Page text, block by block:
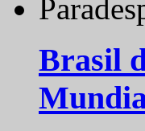
Brasil